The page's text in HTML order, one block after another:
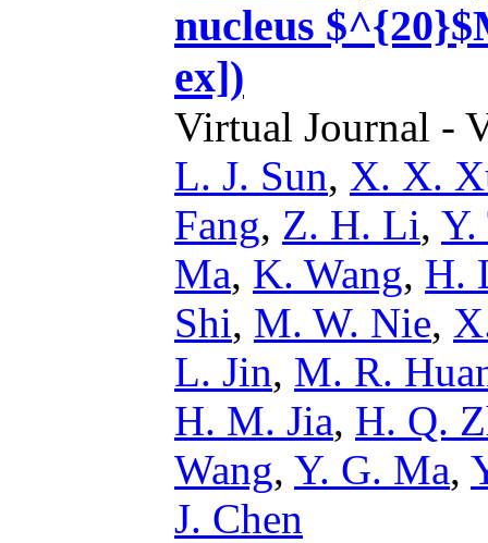
nucleus
ex])
Virtual Journal -
L. J. Sun, X. X.
Fang, Z. H. Li, Y.
Ma, K. Wang, H.
Shi, M. W. Nie,
L. Jin, M. R.
H. M. Jia, H. Q.
Wang, Y. G. Ma,
J. Chen